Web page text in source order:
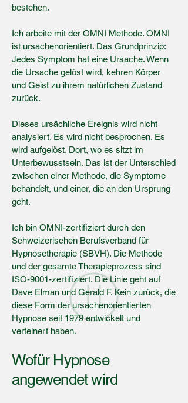
bestehen.
Ich arbeite mit der OMNI Methode. OMNI
ist ursachenorientiert. Das Grundprinzip:
Jedes Symptom hat eine Ursache. Wenn
die Ursache gelöst wird, kehren Körper
und Geist zu ihrem natürlichen Zustand
zurück.
Dieses ursächliche Ereignis wird nicht
analysiert. Es wird nicht besprochen. Es
wird aufgelöst. Dort, wo es sitzt im
Unterbewusstsein. Das ist der Unterschied
zwischen einer Methode, die Symptome
behandelt, und einer, die an den Ursprung
geht.
Ich bin OMNI-zertifiziert durch den
Schweizerischen Berufsverband für
Hypnosetherapie (SBVH). Die Methode
und der gesamte Therapieprozess sind
ISO-9001-zertifiziert. Die Linie geht auf
Dave Elman und Gerald F. Kein zurück, die
diese Form der ursachenorientierten
Hypnose seit 1979 entwickelt und
verfeinert haben.
Wofür Hypnose
angewendet wird